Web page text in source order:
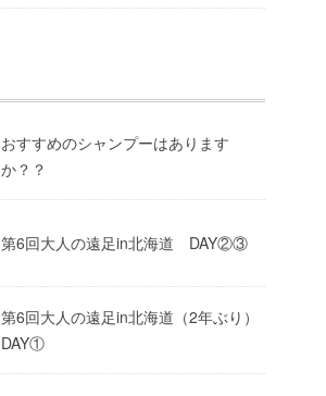
おすすめのシャンプーはあります
か？？
第6回大人の遠足in北海道 DAY②③
第6回大人の遠足in北海道（2年ぶり）
DAY①